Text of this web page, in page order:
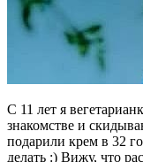
С 11 лет я
знакомстве и
подарили крем в 32
делать :) Вижу, что